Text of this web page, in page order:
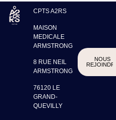
CPTS A2RS
MAISON
MEDICALE
ARMSTRONG
8 RUE NEIL
ARMSTRONG
76120 LE
GRAND-
QUEVILLY
NOUS
REJOINDRE